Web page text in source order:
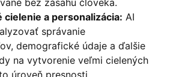
bez zásahu človeka.
cielenie a personalizácia: AI
správanie
demografické údaje a ďalšie
na vytvorenie veľmi cielených
úroveň presnosti